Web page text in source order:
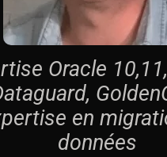
Oracle
en
données